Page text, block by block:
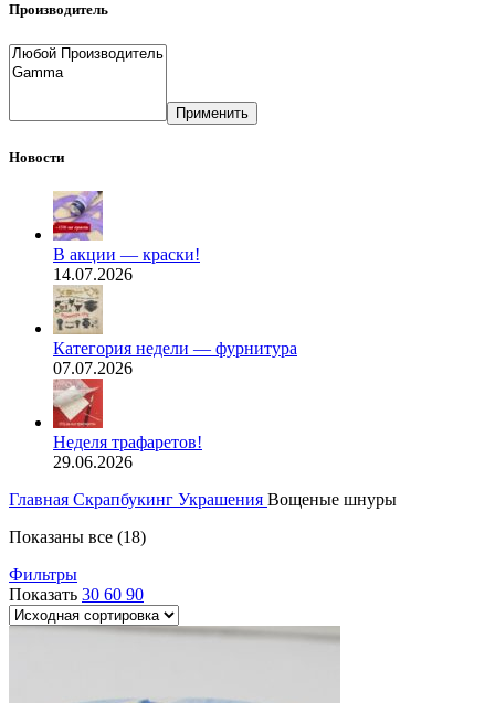
Производитель
Применить
Новости
В акции — краски!
14.07.2026
Категория недели — фурнитура
07.07.2026
Неделя трафаретов!
29.06.2026
Главная Скрапбукинг Украшения Вощеные шнуры
Показаны все (18)
Фильтры
Показать 30 60 90